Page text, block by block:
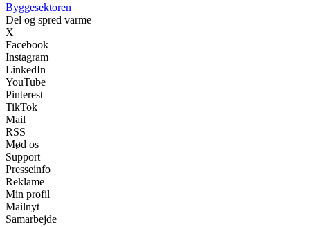
Byggesektoren
Del og spred varme
X
Facebook
Instagram
LinkedIn
YouTube
Pinterest
TikTok
Mail
RSS
Mød os
Support
Presseinfo
Reklame
Min profil
Mailnyt
Samarbejde